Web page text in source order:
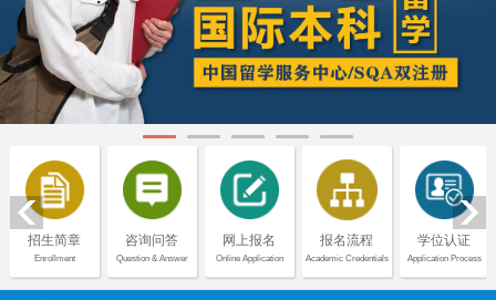
招生简章
Enrollment
咨询问答
Question & Answer
网上报名
Online Application
报名流程
Academic Credentials
学位认证
Application Process